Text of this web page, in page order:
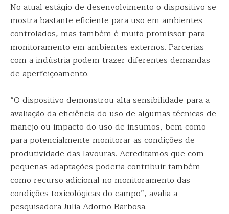
No atual estágio de desenvolvimento o dispositivo se
mostra bastante eficiente para uso em ambientes
controlados, mas também é muito promissor para
monitoramento em ambientes externos. Parcerias
com a indústria podem trazer diferentes demandas
de aperfeiçoamento.
“O dispositivo demonstrou alta sensibilidade para a
avaliação da eficiência do uso de algumas técnicas de
manejo ou impacto do uso de insumos, bem como
para potencialmente monitorar as condições de
produtividade das lavouras. Acreditamos que com
pequenas adaptações poderia contribuir também
como recurso adicional no monitoramento das
condições toxicológicas do campo”, avalia a
pesquisadora Julia Adorno Barbosa.